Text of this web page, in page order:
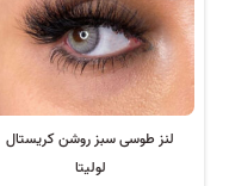
لنز طوسی سبز روشن کریستال
لولیتا